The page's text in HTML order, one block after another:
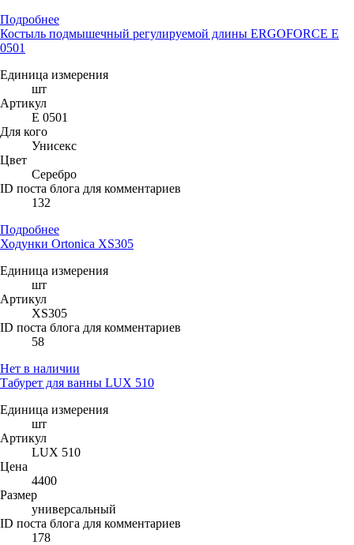
Подробнее
Костыль подмышечный регулируемой длины ERGOFORCE Е
0501
Единица измерения
шт
Артикул
Е 0501
Для кого
Унисекс
Цвет
Серебро
ID поста блога для комментариев
132
Подробнее
Ходунки Ortonica XS305
Единица измерения
шт
Артикул
XS305
ID поста блога для комментариев
58
Нет в наличии
Табурет для ванны LUX 510
Единица измерения
шт
Артикул
LUX 510
Цена
4400
Размер
универсальный
ID поста блога для комментариев
178